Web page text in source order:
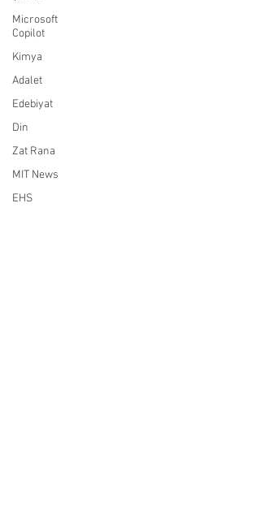
Microsoft
Copilot
Kimya
Adalet
Edebiyat
Din
Zat Rana
MIT News
EHS